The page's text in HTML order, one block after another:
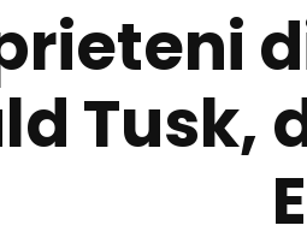
Tusk,